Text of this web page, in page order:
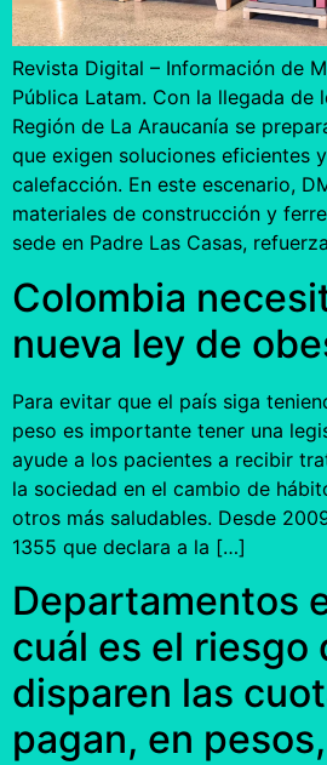
Revista Digital – Información de
Pública Latam. Con la llegada de
Región de La Araucanía se
que exigen soluciones eficientes
calefacción. En este escenario,
materiales de construcción y
sede en Padre Las Casas,
Colombia
nueva ley de
Para evitar que el país siga
peso es importante tener una
ayude a los pacientes a recibir
la sociedad en el cambio de
otros más saludables. Desde
1355 que declara a la […]
Departamentos
cuál es el riesgo
disparen las
pagan, en